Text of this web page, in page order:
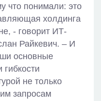
что понимали: это
холдинга
- говорит ИТ-
Райкевич. – И
основные
гибкости
не только
запросам